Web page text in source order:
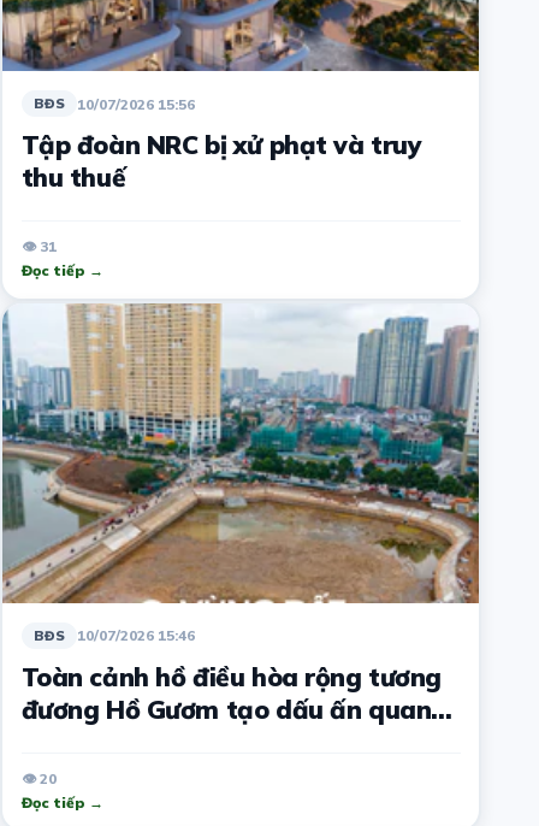
BĐS 10/07/2026 15:56
Tập đoàn NRC bị xử phạt và truy
thu thuế
👁 31
Đọc tiếp →
BĐS 10/07/2026 15:46
Toàn cảnh hồ điều hòa rộng tương
đương Hồ Gươm tạo dấu ấn quan
👁 20
Đọc tiếp →